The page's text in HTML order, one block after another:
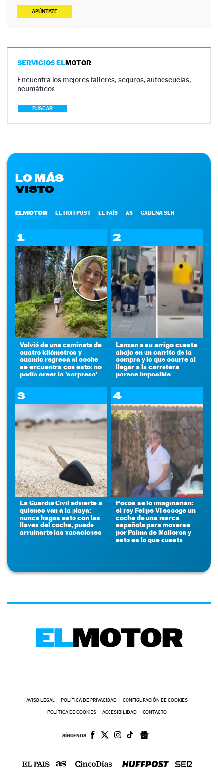
APÚNTATE
SERVICIOS ELMOTOR
Encuentra los mejores talleres, seguros, autoescuelas,
neumáticos…
BUSCAR
LO MÁS
VISTO
ELMOTOR EL HUFFPOST EL PAÍS AS CADENA SER
1
Volvió de una caminata de
cuatro kilómetros y
cuando regresa al coche
se encuentra con esto: no
podía creer la 'sorpresa'
2
Lanzan a su amigo cuesta
abajo en un carrito de la
compra y lo que ocurre al
llegar a la carretera
parece imposible
3
La Guardia Civil advierte a
quienes van a la playa:
nunca hagas esto con las
llaves del coche, puede
arruinarte las vacaciones
4
Pocos se lo imaginarían:
el rey Felipe VI escoge un
coche de una marca
española para moverse
por Palma de Mallorca y
esto es lo que cuesta
AVISO LEGAL POLÍTICA DE PRIVACIDAD CONFIGURACIÓN DE COOKIES
POLÍTICA DE COOKIES ACCESIBILIDAD CONTACTO
SÍGUENOS: